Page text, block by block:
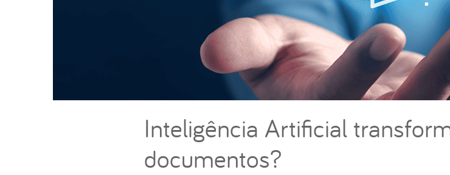
Inteligência Artificial
documentos?